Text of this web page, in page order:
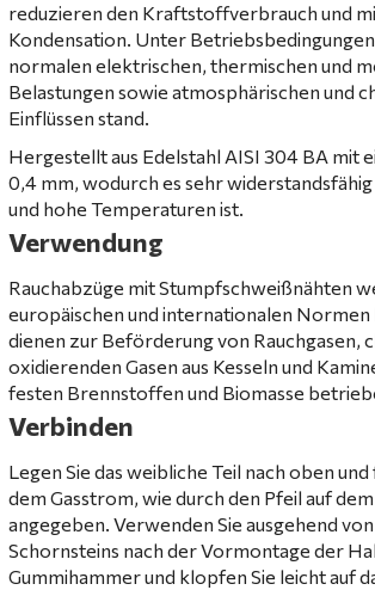
reduzieren den Kraftstoffverbrauch und
Kondensation. Unter
normalen elektrischen, thermischen und
Belastungen sowie atmosphärischen und
Einflüssen stand.
Hergestellt aus Edelstahl AISI 304 BA mit
0,4 mm, wodurch es sehr
und hohe Temperaturen ist.
Verwendung
Rauchabzüge mit Stumpfschweißnähten
europäischen und internationalen
dienen zur Beförderung von Rauchgasen,
oxidierenden Gasen aus Kesseln und
festen Brennstoffen und Biomasse
Verbinden
Legen Sie das weibliche Teil nach oben
dem Gasstrom, wie durch den Pfeil auf
angegeben. Verwenden Sie ausgehend von
Schornsteins nach der Vormontage der
Gummihammer und klopfen Sie leicht auf